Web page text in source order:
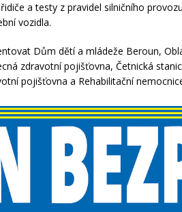
a testy z pravidel silničního
vozidla.
Dům dětí a mládeže Beroun,
zdravotní pojišťovna, Četnická
pojišťovna a Rehabilitační